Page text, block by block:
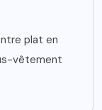
plat en
vêtement